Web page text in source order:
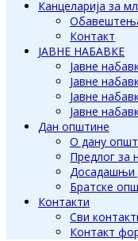
Канцеларија за
Контакт
ЈАВНЕ НАБАВКЕ
Јавне
Јавне
Јавне
Јавне
Дан општине
О дану
Предлог за
Досадашњи
Братске
Контакти
Сви
Контакт